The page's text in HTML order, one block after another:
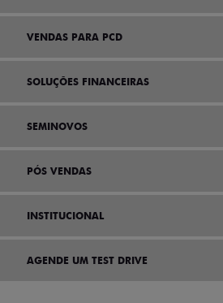
VENDAS PARA PCD
SOLUÇÕES FINANCEIRAS
SEMINOVOS
PÓS VENDAS
INSTITUCIONAL
AGENDE UM TEST DRIVE